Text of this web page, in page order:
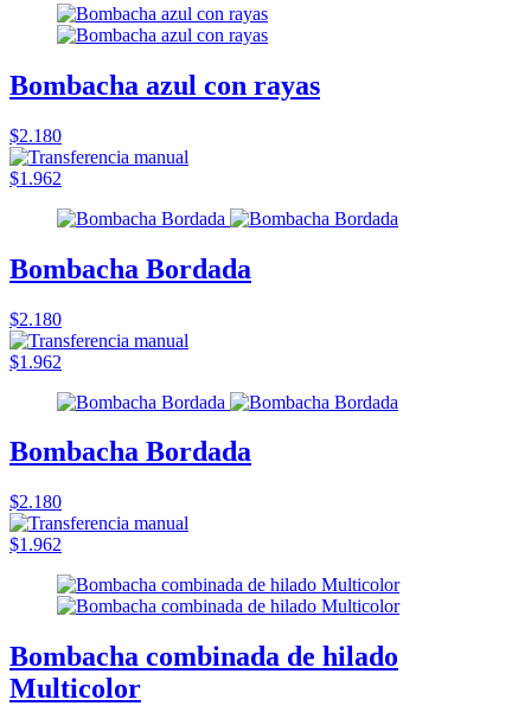
Bombacha azul con rayas
$2.180
$1.962
Bombacha Bordada
$2.180
$1.962
Bombacha Bordada
$2.180
$1.962
Bombacha combinada de hilado
Multicolor